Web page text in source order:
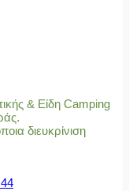
& Είδη Camping
διευκρίνιση